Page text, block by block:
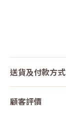
送貨及付款方式
顧客評價